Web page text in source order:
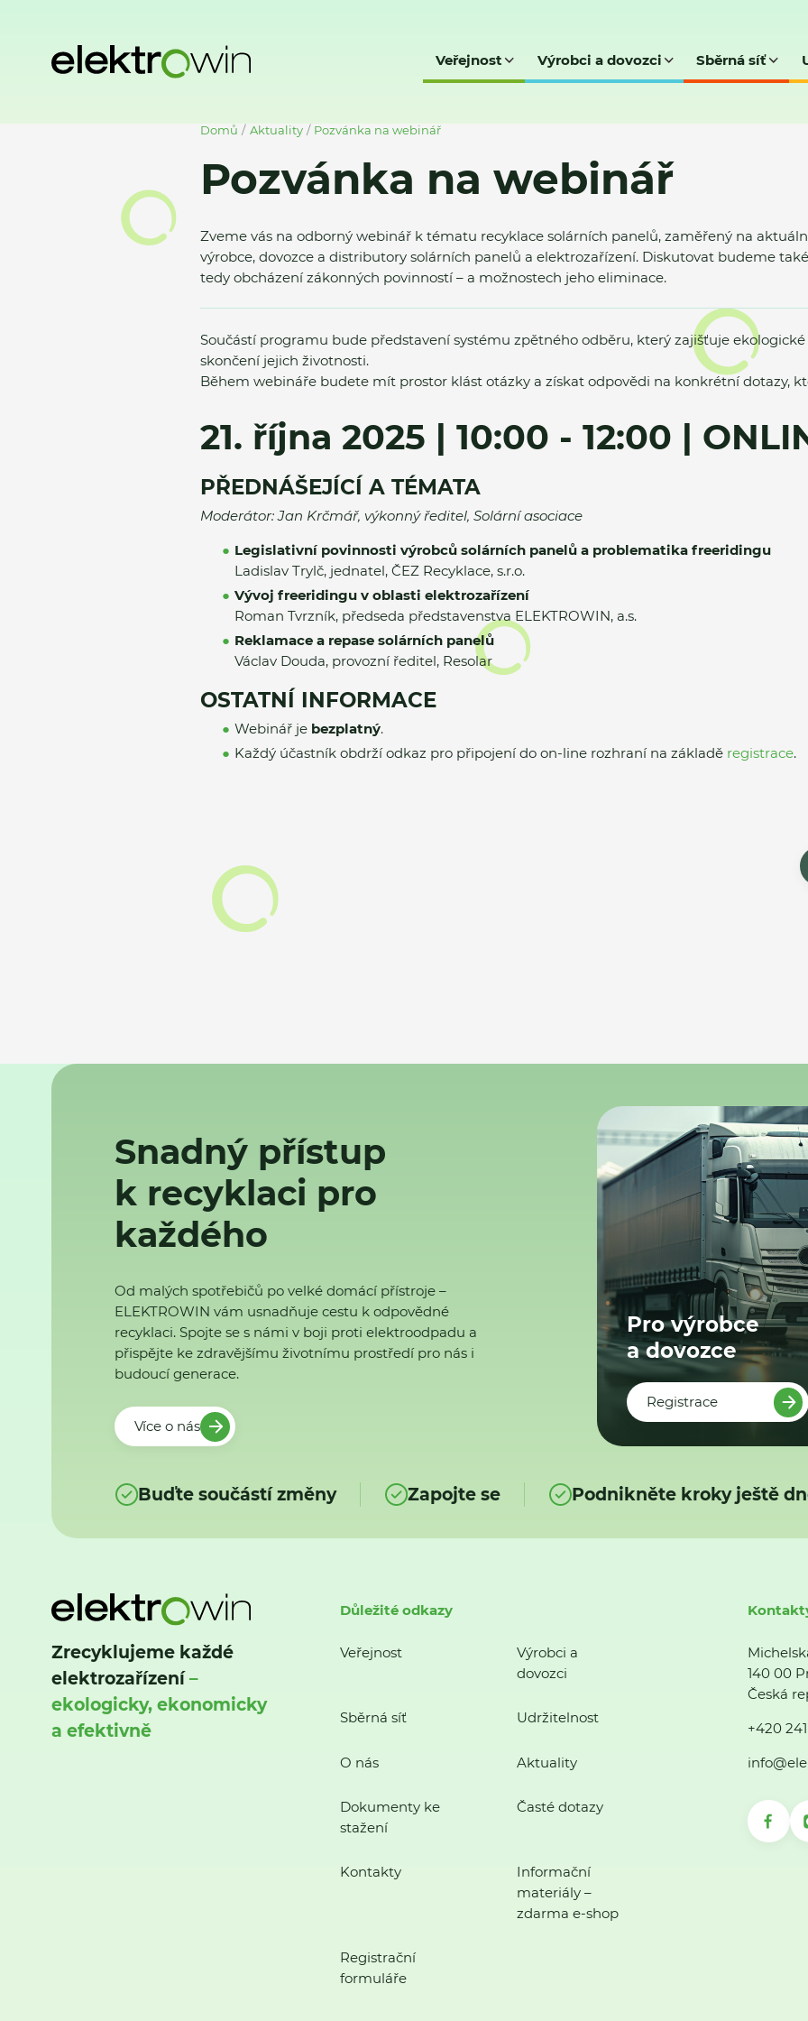
Veřejnost Výrobci a dovozci Sběrná síť
Domů Aktuality Pozvánka na webinář
Pozvánka na webinář
Zveme vás na odborný webinář k tématu recyklace solárních panelů, zaměřený na
výrobce, dovozce a distributory solárních panelů a elektrozařízení. Diskutovat budeme
tedy obcházení zákonných povinností – a možnostech jeho eliminace.
Součástí programu bude představení systému zpětného odběru, který zajišťuje
skončení jejich životnosti.
Během webináře budete mít prostor klást otázky a získat odpovědi na konkrétní dotazy,
21. října 2025 | 10:00 - 12:00 |
PŘEDNÁŠEJÍCÍ A TÉMATA
Moderátor: Jan Krčmář, výkonný ředitel, Solární asociace
Legislativní povinnosti výrobců solárních panelů a problematika freeridingu
Ladislav Trylč, jednatel, ČEZ Recyklace, s.r.o.
Vývoj freeridingu v oblasti elektrozařízení
Roman Tvrzník, předseda představenstva ELEKTROWIN, a.s.
Reklamace a repase solárních panelů
Václav Douda, provozní ředitel, Resolar
OSTATNÍ INFORMACE
Webinář je bezplatný.
Každý účastník obdrží odkaz pro připojení do on-line rozhraní na základě registrace.
Snadný přístup
k recyklaci pro
každého
Od malých spotřebičů po velké domácí přístroje –
ELEKTROWIN vám usnadňuje cestu k odpovědné
recyklaci. Spojte se s námi v boji proti elektroodpadu a
přispějte ke zdravějšímu životnímu prostředí pro nás i
budoucí generace.
Více o nás
Pro výrobce
a dovozce
Registrace
Buďte součástí změny Zapojte se Podnikněte kroky ještě
Zrecyklujeme každé
elektrozařízení–
ekologicky, ekonomicky
a efektivně
Důležité odkazy
Veřejnost
Výrobci a
dovozci
Sběrná síť Udržitelnost
O nás Aktuality
Dokumenty ke
stažení
Časté dotazy
Kontakty
Informační
materiály –
zdarma e-shop
Registrační
formuláře
140 00
Česká
+420